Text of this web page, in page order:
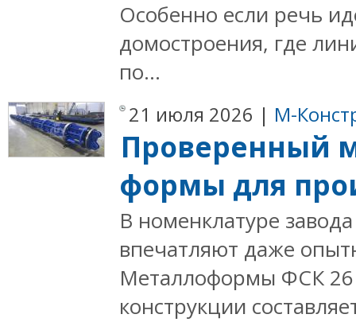
Особенно если речь
домостроения, где
по...
21 июля 2026 | М-
Проверенный
формы для
В номенклатуре
впечатляют даже
Металлоформы ФСК
конструкции